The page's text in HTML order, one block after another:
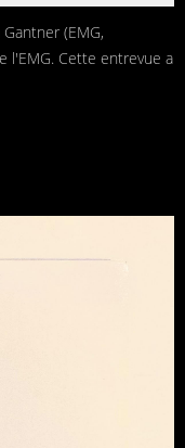
(EMG,
l'EMG. Cette entrevue a